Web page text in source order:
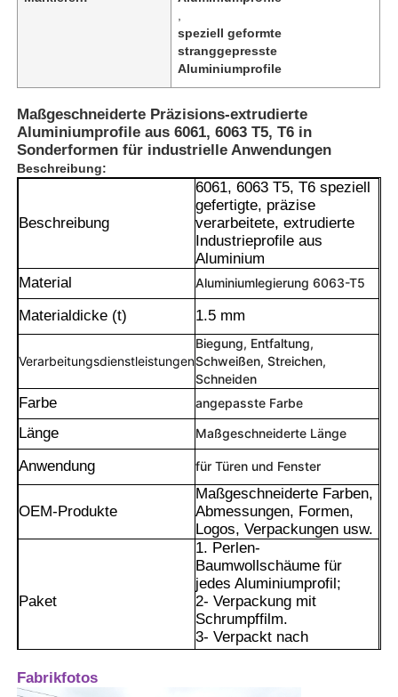
Über uns
speziell geformte
stranggepresste
Aluminiumprofile
Maßgeschneiderte Präzisions-extrudierte
Aluminiumprofile aus 6061, 6063 T5, T6 in
Sonderformen für industrielle Anwendungen
Beschreibung:
Beschreibung
6061, 6063 T5, T6 speziell
gefertigte, präzise
verarbeitete, extrudierte
Industrieprofile aus
Aluminium
Material
Aluminiumlegierung 6063-T5
Materialdicke (t) 1.5 mm
Verarbeitungsdienstleistungen
Biegung, Entfaltung,
Schweißen, Streichen,
Schneiden
Farbe angepasste Farbe
Länge Maßgeschneiderte Länge
Anwendung für Türen und Fenster
OEM-Produkte
Maßgeschneiderte Farben,
Abmessungen, Formen,
Logos, Verpackungen usw.
Paket
1. Perlen-
Baumwollschäume für
jedes Aluminiumprofil;
2- Verpackung mit
Schrumpffilm.
3- Verpackt nach
Kundenwunsch.
Fabrikfotos